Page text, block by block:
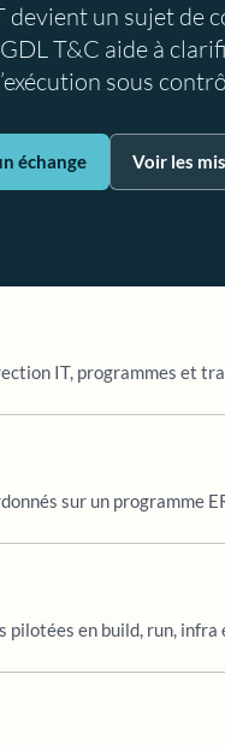
devient un sujet de
T&C aide à
sous
échange Voir les
IT, programmes et
sur un programme
pilotées en build, run, infra